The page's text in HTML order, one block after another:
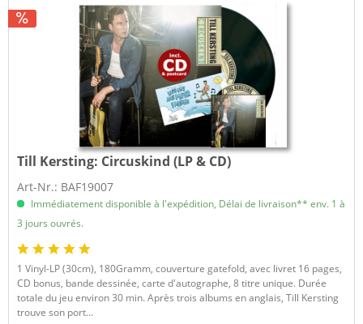
Till Kersting: Circuskind (LP & CD)
Art-Nr.: BAF19007
Immédiatement disponible à l'expédition, Délai de livraison** env. 1 à
3 jours ouvrés.
1 Vinyl-LP (30cm), 180Gramm, couverture gatefold, avec livret 16 pages,
CD bonus, bande dessinée, carte d'autographe, 8 titre unique. Durée
totale du jeu environ 30 min. Après trois albums en anglais, Till Kersting
trouve son port...